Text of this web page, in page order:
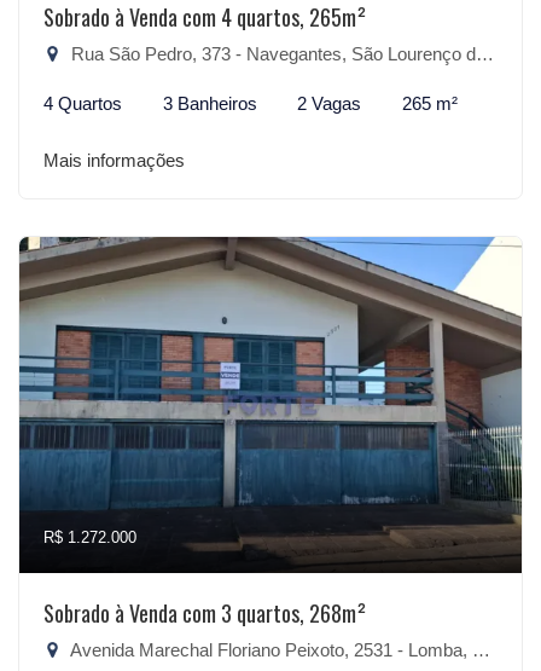
Sobrado à Venda com 4 quartos, 265m²
Rua São Pedro, 373 - Navegantes, São Lourenço do Sul-RS
4 Quartos 3 Banheiros 2 Vagas 265 m²
Mais informações
R$ 1.272.000
Sobrado à Venda com 3 quartos, 268m²
Avenida Marechal Floriano Peixoto, 2531 - Lomba, São Lourenço do Sul-RS